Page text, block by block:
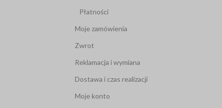
Płatności
Moje zamówienia
Zwrot
Reklamacja i wymiana
Dostawa i czas realizacji
Moje konto